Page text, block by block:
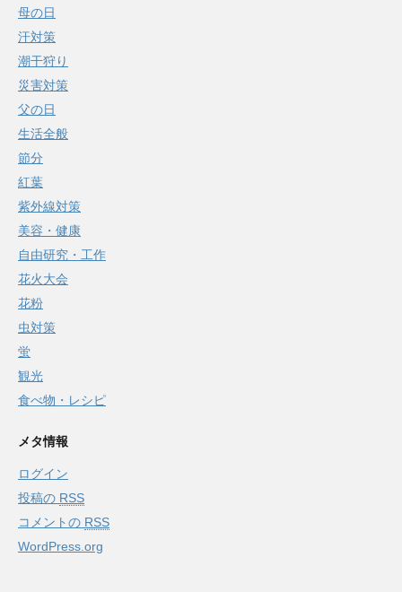
母の日
汗対策
潮干狩り
災害対策
父の日
生活全般
節分
紅葉
紫外線対策
美容・健康
自由研究・工作
花火大会
花粉
虫対策
蛍
観光
食べ物・レシピ
メタ情報
ログイン
投稿の RSS
コメントの RSS
WordPress.org